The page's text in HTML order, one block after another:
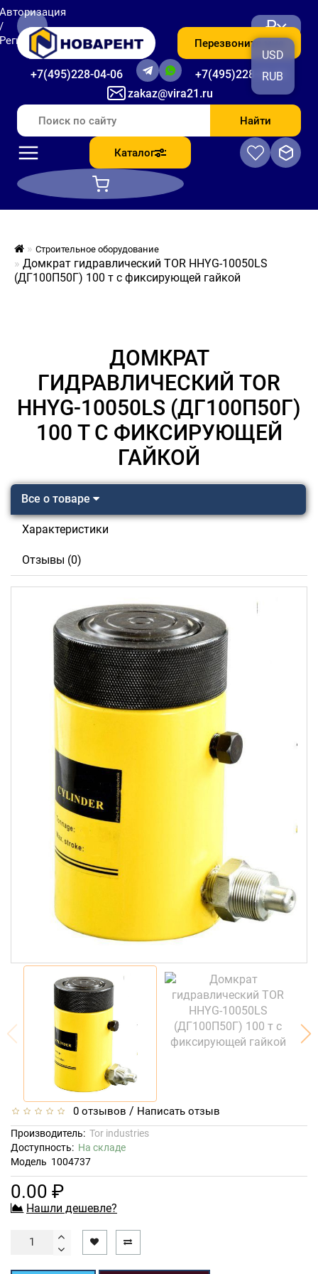
zakaz@vira21.ru
+7(495)228-04-06 +7(495)228-06-56
Перезвоните мне
₽
USD
RUB
Найти
Каталог
Строительное оборудование
Домкрат гидравлический TOR HHYG-10050LS
(ДГ100П50Г) 100 т с фиксирующей гайкой
ДОМКРАТ
ГИДРАВЛИЧЕСКИЙ TOR
HHYG-10050LS (ДГ100П50Г)
100 Т С ФИКСИРУЮЩЕЙ
ГАЙКОЙ
Все о товаре
Характеристики
Отзывы (0)
0 отзывов / Написать отзыв
Производитель: Tor industries
Доступность: На складе
Модель 1004737
0.00 ₽
Нашли дешевле?